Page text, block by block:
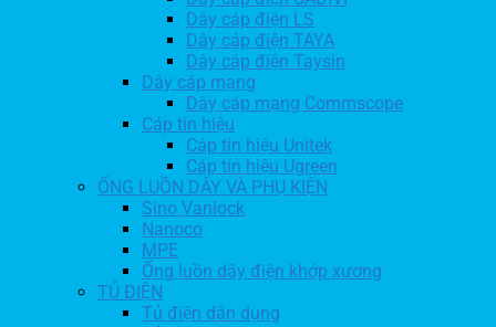
Dây cáp điện LS
Dây cáp điện TAYA
Dây cáp điện Taysin
Dây cáp mạng
Dây cáp mạng Commscope
Cáp tín hiệu
Cáp tín hiệu Unitek
Cáp tín hiệu Ugreen
ỐNG LUỒN DÂY VÀ PHỤ KIỆN
Sino Vanlock
Nanoco
MPE
Ống luồn dây điện khớp xương
TỦ ĐIỆN
Tủ điện dân dụng